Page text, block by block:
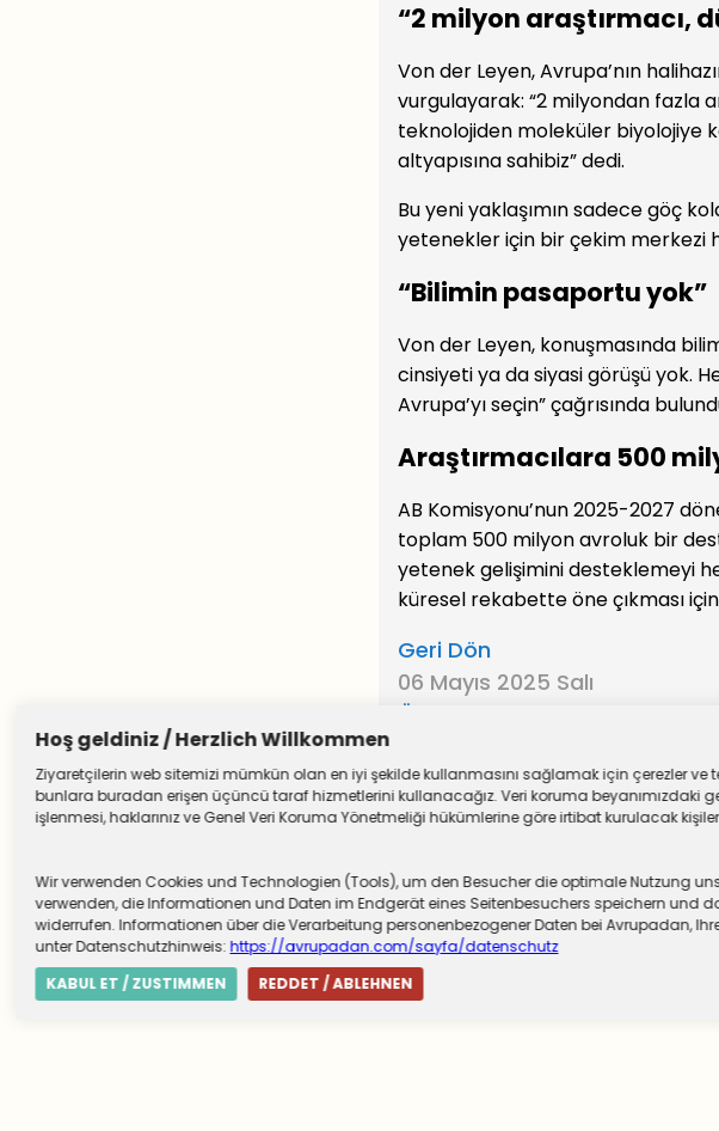
“2 milyon araştırmacı,
Von der Leyen, Avrupa’nın
vurgulayarak: “2 milyondan fazla
teknolojiden moleküler biyolojiye
altyapısına sahibiz” dedi.
Bu yeni yaklaşımın sadece göç
yetenekler için bir çekim merkezi
“Bilimin pasaportu yok”
Von der Leyen, konuşmasında
cinsiyeti ya da siyasi görüşü yok.
Avrupa’yı seçin” çağrısında
Araştırmacılara 500
AB Komisyonu’nun 2025-2027
toplam 500 milyon avroluk bir
yetenek gelişimini desteklemeyi
küresel rekabette öne çıkması
Geri Dön
06 Mayıs 2025 Salı
Önceki Yazılar
Hoş geldiniz / Herzlich Willkommen
Ziyaretçilerin web sitemizi mümkün olan en iyi şekilde kullanmasını sağlamak için çerezler
bunlara buradan erişen üçüncü taraf hizmetlerini kullanacağız. Veri koruma beyanımızdaki
işlenmesi, haklarınız ve Genel Veri Koruma Yönetmeliği hükümlerine göre irtibat kurulacak
Wir verwenden Cookies und Technologien (Tools), um den Besucher die optimale Nutzung
verwenden, die Informationen und Daten im Endgerät eines Seitenbesuchers speichern und
widerrufen. Informationen über die Verarbeitung personenbezogener Daten bei Avrupadan,
unter Datenschutzhinweis: https://avrupadan.com/sayfa/datenschutz
KABUL ET / ZUSTIMMEN
REDDET / ABLEHNEN